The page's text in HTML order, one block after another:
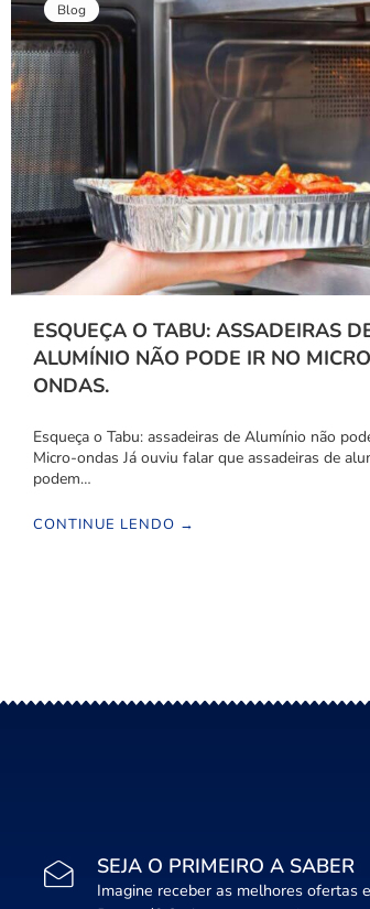
Blog
ESQUEÇA O TABU: ASSADEIRAS
ALUMÍNIO NÃO PODE IR NO
ONDAS.
Esqueça o Tabu: assadeiras de Alumínio não
Micro-ondas Já ouviu falar que assadeiras de
podem…
CONTINUE LENDO →
SEJA O PRIMEIRO A SABER
Imagine receber as melhores ofertas